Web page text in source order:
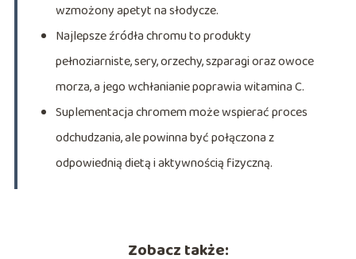
wzmożony apetyt na słodycze.
Najlepsze źródła chromu to produkty
pełnoziarniste, sery, orzechy, szparagi oraz owoce
morza, a jego wchłanianie poprawia witamina C.
Suplementacja chromem może wspierać proces
odchudzania, ale powinna być połączona z
odpowiednią dietą i aktywnością fizyczną.
Zobacz także: